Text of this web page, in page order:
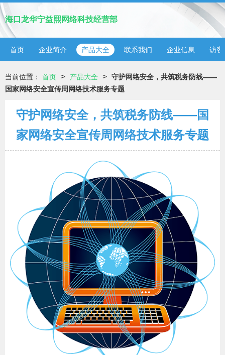
海口龙华宁益熙网络科技经营部
首页 企业简介 产品大全 联系我们 企业信息 访客
当前位置： 首页 > 产品大全 > 守护网络安全，共筑税务防线——
国家网络安全宣传周网络技术服务专题
守护网络安全，共筑税务防线——国
家网络安全宣传周网络技术服务专题